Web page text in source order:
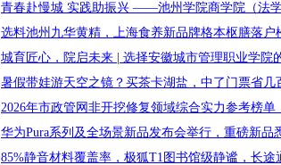
青春赴慢城 实践助振兴 ——池州学院商学院（法
选料池州九华黄精，上海食养新品牌格本枢膳落户
城育匠心，院启未来 | 选择安徽城市管理职业学院
暑假带娃游天空之镜？买茶卡湖盐，中了门票省几
2026年市政管网非开挖修复领域综合实力参考榜单
华为Pura系列及全场景新品发布会举行，重磅新品
85%静音材料覆盖率，极狐T1图书馆级静谧，长途